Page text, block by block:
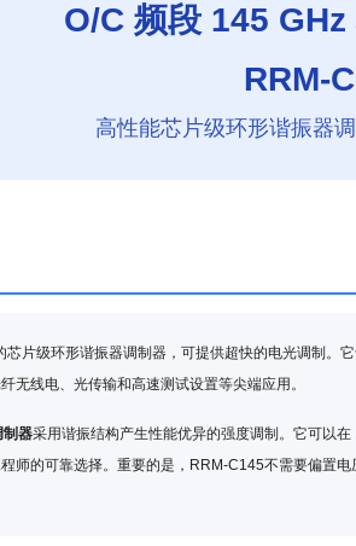
O/C 频段 145
RRM-
高性能芯片级环形谐振器
芯片级环形谐振器调制器，可提供超快的电光调制。
无线电、光传输和高速测试设置等尖端应用。
制器采用谐振结构产生性能优异的强度调制。它可以
师的可靠选择。重要的是，RRM-C145不需要偏置